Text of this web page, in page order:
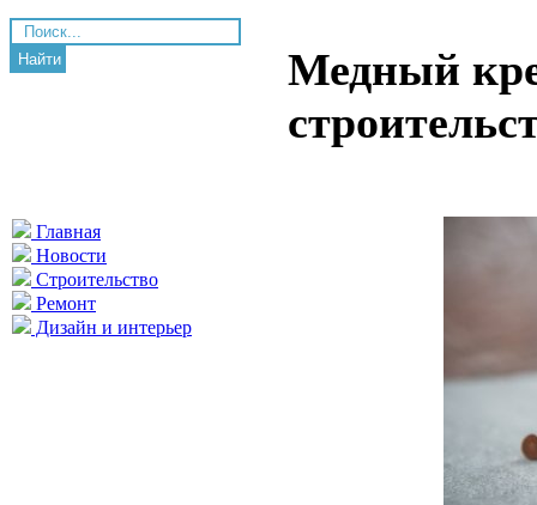
Найти
Главная
Новости
Строительство
Ремонт
Дизайн и интерьер
Медный